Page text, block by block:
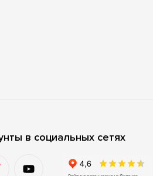
в социальных сетях